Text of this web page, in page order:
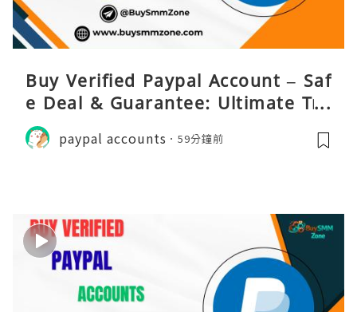
Buy Verified Paypal Account – Saf
e Deal & Guarantee: Ultimate Tru
st
paypal accounts 59分鐘前